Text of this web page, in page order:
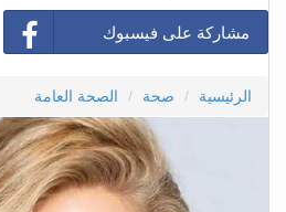
مشاركة على فيسبوك
الرئيسية صحة الصحة العامة